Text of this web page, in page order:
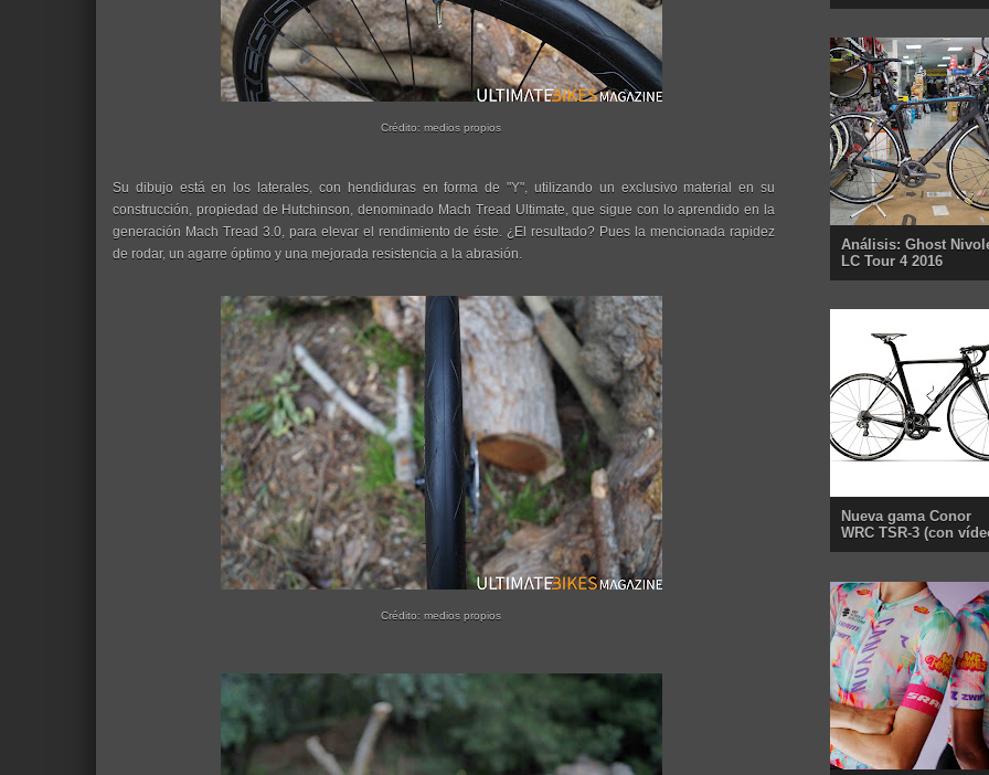
Crédito: medios propios
Su dibujo está en los laterales, con hendiduras en forma de "Y", utilizando un exclusivo material en su
construcción, propiedad de Hutchinson, denominado Mach Tread Ultimate, que sigue con lo aprendido en la
generación Mach Tread 3.0, para elevar el rendimiento de éste. ¿El resultado? Pues la mencionada rapidez
de rodar, un agarre óptimo y una mejorada resistencia a la abrasión.
Crédito: medios propios
Análisis: Ghost
LC Tour 4 2016
Nueva gama Conor
WRC TSR-3 (con